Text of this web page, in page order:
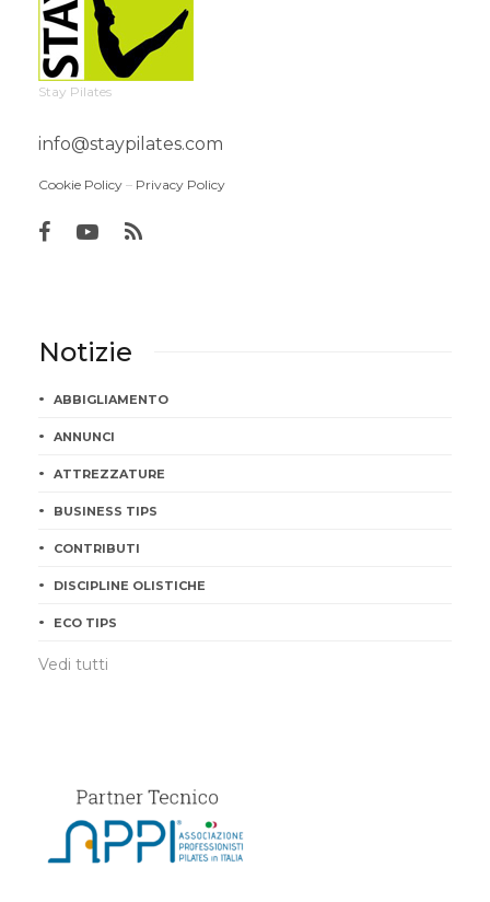
Stay Pilates
info@staypilates.com
Cookie Policy – Privacy Policy
Notizie
ABBIGLIAMENTO
ANNUNCI
ATTREZZATURE
BUSINESS TIPS
CONTRIBUTI
DISCIPLINE OLISTICHE
ECO TIPS